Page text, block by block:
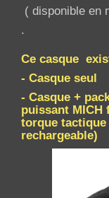
( disponible en
.
Ce casque
- Casque seul
- Casque +
puissant MICH
torque tactique
rechargeable)